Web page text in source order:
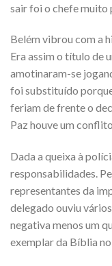
sair foi o chefe muito
Belém vibrou com a
Era assim o título de
amotinaram-se
foi substituído
feriam de frente o
Paz houve um
Dada a queixa à
responsabilidades.
representantes da
delegado ouviu
negativa menos um
exemplar da Bíblia